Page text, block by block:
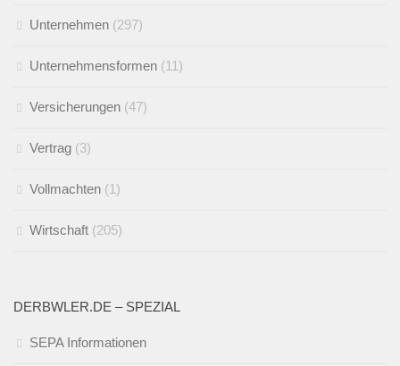
Unternehmen (297)
Unternehmensformen (11)
Versicherungen (47)
Vertrag (3)
Vollmachten (1)
Wirtschaft (205)
DERBWLER.DE – SPEZIAL
SEPA Informationen